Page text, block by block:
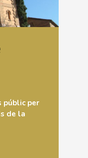
públic per
de la